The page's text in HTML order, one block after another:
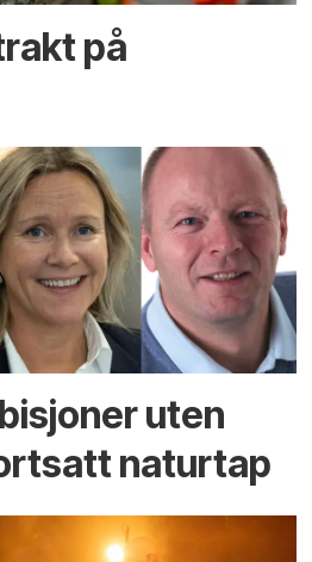
på
uten
naturtap